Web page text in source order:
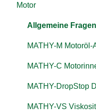
Zahlung/ Rechnung
Bestellen
Gutschein einlösen
Additive
Kraftstoffsystem
Landmaschinen,
Motor
Allgemeine Fragen
MATHY-M Motoröl-
MATHY-C
MATHY-DropStop
MATHY-VS